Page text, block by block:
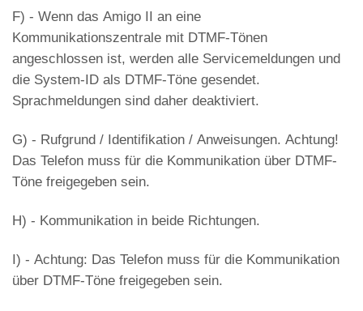
F) - Wenn das Amigo II an eine
Kommunikationszentrale mit DTMF-Tönen
angeschlossen ist, werden alle Servicemeldungen und
die System-ID als DTMF-Töne gesendet.
Sprachmeldungen sind daher deaktiviert.
G) - Rufgrund / Identifikation / Anweisungen. Achtung!
Das Telefon muss für die Kommunikation über DTMF-
Töne freigegeben sein.
H) - Kommunikation in beide Richtungen.
I) - Achtung: Das Telefon muss für die Kommunikation
über DTMF-Töne freigegeben sein.